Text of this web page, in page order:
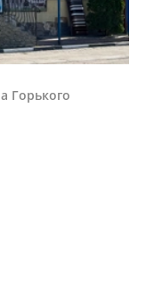
Горького